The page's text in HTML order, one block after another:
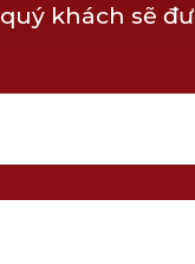
quý khách sẽ